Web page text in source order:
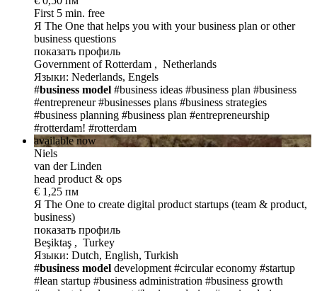
First 5 min. free
Я The One that helps you with your business plan or other
business questions
показать профиль
Government of Rotterdam , Netherlands
Языки: Nederlands, Engels
#business model #business ideas #business plan #business
#entrepreneur #businesses plans #business strategies
#business planning #business plan #entrepreneurship
#rotterdam! #rotterdam
available now
Niels
van der Linden
head product & ops
€ 1,25 пм
Я The One to create digital product startups (team & product,
business)
показать профиль
Beşiktaş , Turkey
Языки: Dutch, English, Turkish
#business model development #circular economy #startup
#lean startup #business administration #business growth